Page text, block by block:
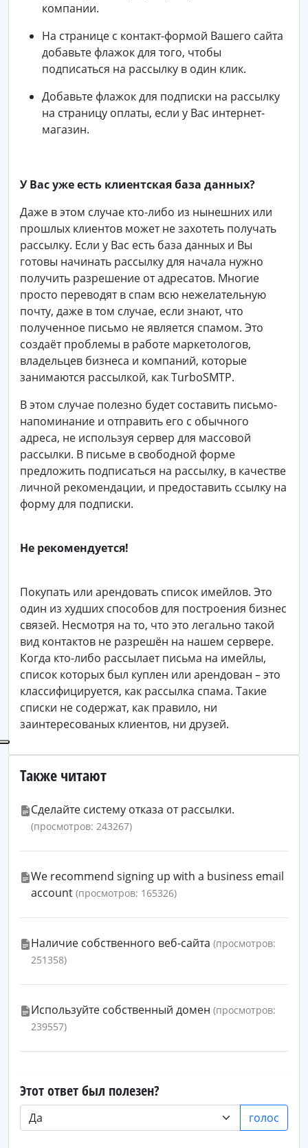
компании.
На странице с контакт-формой Вашего сайта
добавьте флажок для того, чтобы
подписаться на рассылку в один клик.
Добавьте флажок для подписки на рассылку
на страницу оплаты, если у Вас интернет-
магазин.
У Вас уже есть клиентская база данных?
Даже в этом случае кто-либо из нынешних или
прошлых клиентов может не захотеть получать
рассылку. Если у Вас есть база данных и Вы
готовы начинать рассылку для начала нужно
получить разрешение от адресатов. Многие
просто переводят в спам всю нежелательную
почту, даже в том случае, если знают, что
полученное письмо не является спамом. Это
создаёт проблемы в работе маркетологов,
владельцев бизнеса и компаний, которые
занимаются рассылкой, какTurboSMTP.
В этом случае полезно будет составить письмо-
напоминание и отправить его с обычного
адреса, не используя сервер для массовой
рассылки. В письме в свободной форме
предложить подписаться на рассылку, в качестве
личной рекомендации, и предоставить ссылку на
форму для подписки.
Не рекомендуется!
Покупать или арендовать список имейлов. Это
один из худших способов для построения бизнес
связей. Несмотря на то, что это легально такой
вид контактов не разрешён на нашем сервере.
Когда кто-либо рассылает письма на имейлы,
список которых был куплен или арендован – это
классифицируется, как рассылка спама. Такие
списки не содержат, как правило, ни
заинтересованых клиентов, ни друзей.
Также читают
Сделайте систему отказа от рассылки.
(просмотров: 243267)
We recommend signing up with a business email
account (просмотров: 165326)
Наличие собственного веб-сайта (просмотров:
251358)
Используйте собственный домен (просмотров:
239557)
Этот ответ был полезен?
голос